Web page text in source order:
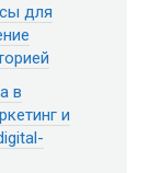
для
в
и